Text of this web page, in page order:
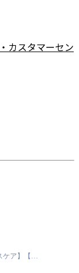
カスタマーセン
ケア】【…